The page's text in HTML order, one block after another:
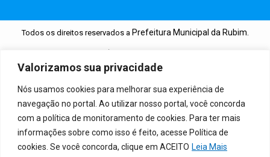
Valorizamos sua privacidade
Nós usamos cookies para melhorar sua experiência de
navegação no portal. Ao utilizar nosso portal, você concorda
com a política de monitoramento de cookies. Para ter mais
informações sobre como isso é feito, acesse Política de
cookies. Se você concorda, clique em ACEITO Leia Mais
Todos os direitos reservados a Prefeitura Municipal da Rubim.